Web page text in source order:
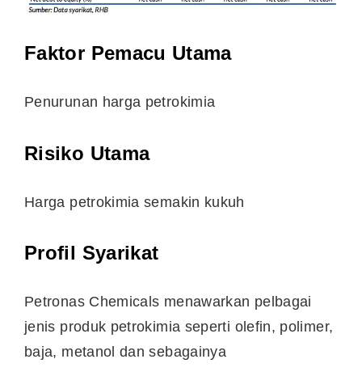
Faktor Pemacu Utama
Penurunan harga petrokimia
Risiko Utama
Harga petrokimia semakin kukuh
Profil Syarikat
Petronas Chemicals menawarkan pelbagai
jenis produk petrokimia seperti olefin, polimer,
baja, metanol dan sebagainya